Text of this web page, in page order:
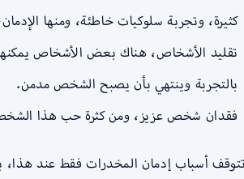
كثيرة، وتجربة سلوكيات خاطئة، ومنها
تقليد الأشخاص، هناك بعض الأشخاص
بالتجربة وينتهي بأن يصبح الشخص مدمن.
فقدان شخص عزيز، ومن كثرة حب هذا الشخص
أسباب إدمان المخدرات فقط عند هذا،